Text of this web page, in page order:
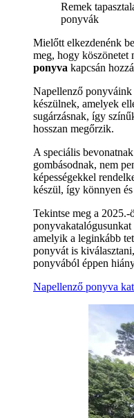
Remek
ponyvák
Mielőtt elkezdenénk
meg, hogy köszönetet
ponyva kapcsán
Napellenző ponyváink
készülnek, amelyek
sugárzásnak, így
hosszan megőrzik.
A speciális
gombásodnak, nem
képességekkel
készül, így könnyen
Tekintse meg a 2025.-
ponyvakatalógusunkat
amelyik a leginkább
ponyvát is
ponyvából éppen
Napellenző ponyva